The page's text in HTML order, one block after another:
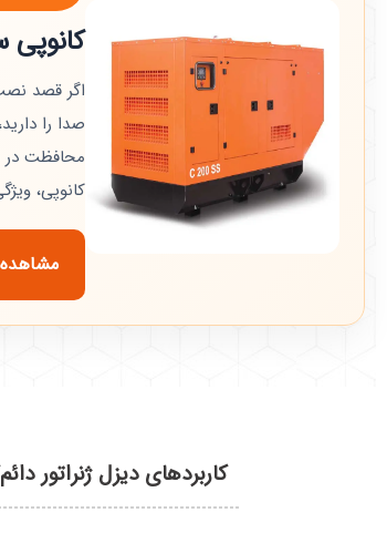
کانوپی
اگر قصد
صدا را
محافظت در
کانوپی،
کاربردهای دیزل ژنراتور